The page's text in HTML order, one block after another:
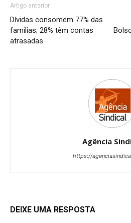
Artigo anterior
Dívidas consomem 77% das
famílias; 28% têm contas
atrasadas
Agência
https://
DEIXE UMA RESPOSTA